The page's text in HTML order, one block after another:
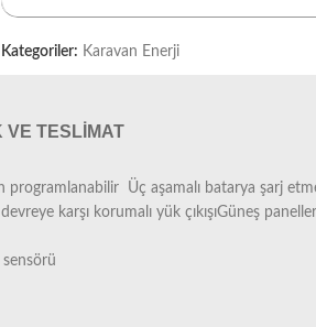
Kategoriler: Karavan Enerji
VE TESLIMAT
programlanabilir Üç aşamalı batarya şarj
karşı korumalı yük çıkışıGüneş
sensörü